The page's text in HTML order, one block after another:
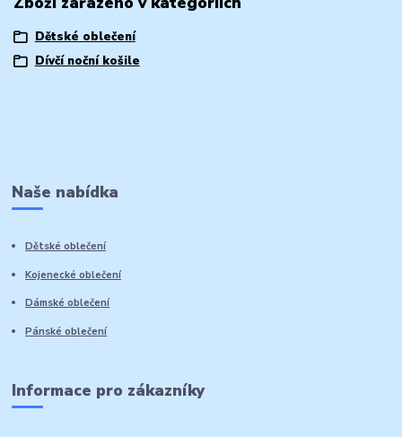
Dětské oblečení
Dívčí noční košile
Naše nabídka
Dětské oblečení
Kojenecké oblečení
Dámské oblečení
Pánské oblečení
Informace pro zákazníky